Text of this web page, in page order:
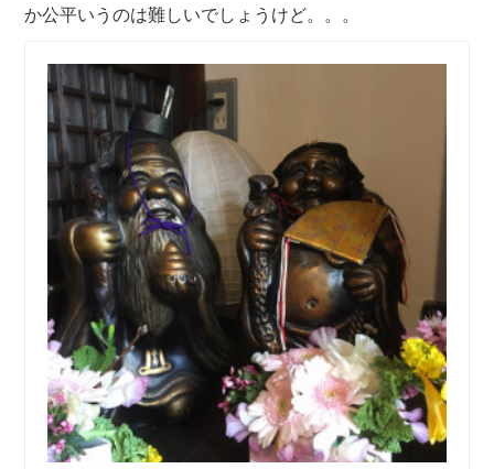
か公平いうのは難しいでしょうけど。。。